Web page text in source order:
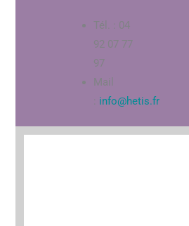
Tél. : 04
92 07 77
97
Mail
: info@hetis.fr